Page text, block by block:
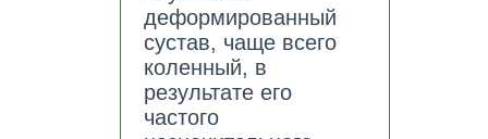
деформированный
сустав, чаще всего
коленный, в
результате его
частого